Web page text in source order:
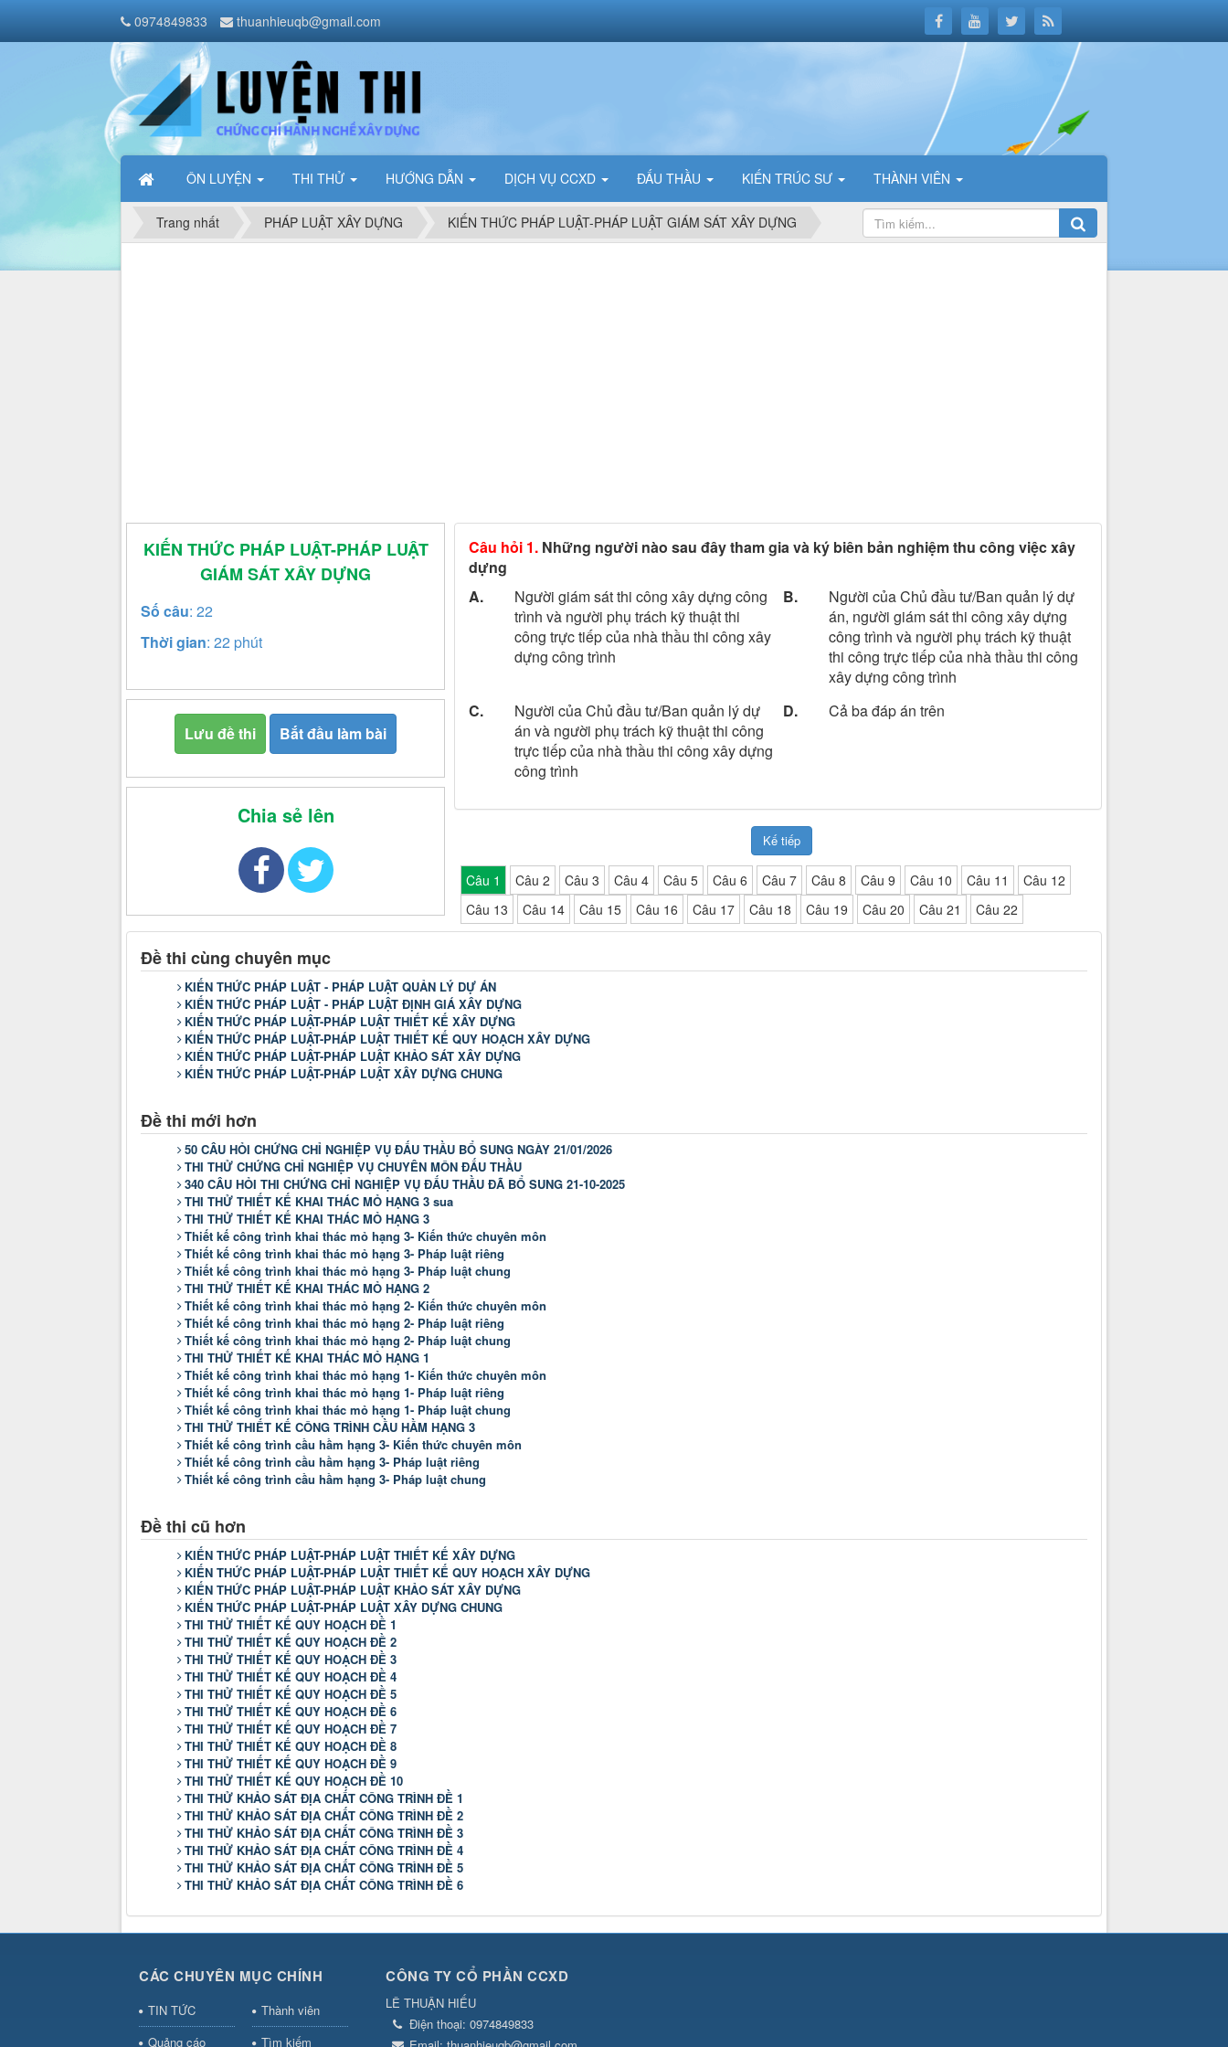
0974849833 thuanhieuqb@gmail.com
ÔN LUYỆN THI THỬ HƯỚNG DẪN DỊCH VỤ CCXD ĐẤU THẦU KIẾN TRÚC SƯ THÀNH VIÊN
Trang nhất PHÁP LUẬT XÂY DỰNG KIẾN THỨC PHÁP LUẬT-PHÁP LUẬT GIÁM SÁT XÂY DỰNG
KIẾN THỨC PHÁP LUẬT-PHÁP LUẬT
GIÁM SÁT XÂY DỰNG
Số câu: 22
Thời gian: 22 phút
Lưu đề thi Bắt đầu làm bài
Chia sẻ lên
Câu hỏi 1. Những người nào sau đây tham gia và ký biên bản nghiệm thu công việc xây
dựng
A.
Người giám sát thi công xây dựng công
trình và người phụ trách kỹ thuật thi
công trực tiếp của nhà thầu thi công xây
dựng công trình
B.
Người của Chủ đầu tư/Ban quản lý dự
án, người giám sát thi công xây dựng
công trình và người phụ trách kỹ thuật
thi công trực tiếp của nhà thầu thi công
xây dựng công trình
C.
Người của Chủ đầu tư/Ban quản lý dự
án và người phụ trách kỹ thuật thi công
trực tiếp của nhà thầu thi công xây dựng
công trình
D. Cả ba đáp án trên
Kế tiếp
Câu 1 Câu 2 Câu 3 Câu 4 Câu 5 Câu 6 Câu 7 Câu 8 Câu 9 Câu 10 Câu 11
Câu 12
Câu 13
Câu 14 Câu 15 Câu 16 Câu 17 Câu 18 Câu 19 Câu 20 Câu 21 Câu 22
Đề thi cùng chuyên mục
KIẾN THỨC PHÁP LUẬT - PHÁP LUẬT QUẢN LÝ DỰ ÁN
KIẾN THỨC PHÁP LUẬT - PHÁP LUẬT ĐỊNH GIÁ XÂY DỰNG
KIẾN THỨC PHÁP LUẬT-PHÁP LUẬT THIẾT KẾ XÂY DỰNG
KIẾN THỨC PHÁP LUẬT-PHÁP LUẬT THIẾT KẾ QUY HOẠCH XÂY DỰNG
KIẾN THỨC PHÁP LUẬT-PHÁP LUẬT KHẢO SÁT XÂY DỰNG
KIẾN THỨC PHÁP LUẬT-PHÁP LUẬT XÂY DỰNG CHUNG
Đề thi mới hơn
50 CÂU HỎI CHỨNG CHỈ NGHIỆP VỤ ĐẤU THẦU BỔ SUNG NGÀY 21/01/2026
THI THỬ CHỨNG CHỈ NGHIỆP VỤ CHUYÊN MÔN ĐẤU THẦU
340 CÂU HỎI THI CHỨNG CHỈ NGHIỆP VỤ ĐẤU THẦU ĐÃ BỔ SUNG 21-10-2025
THI THỬ THIẾT KẾ KHAI THÁC MỎ HẠNG 3 sua
THI THỬ THIẾT KẾ KHAI THÁC MỎ HẠNG 3
Thiết kế công trình khai thác mỏ hạng 3- Kiến thức chuyên môn
Thiết kế công trình khai thác mỏ hạng 3- Pháp luật riêng
Thiết kế công trình khai thác mỏ hạng 3- Pháp luật chung
THI THỬ THIẾT KẾ KHAI THÁC MỎ HẠNG 2
Thiết kế công trình khai thác mỏ hạng 2- Kiến thức chuyên môn
Thiết kế công trình khai thác mỏ hạng 2- Pháp luật riêng
Thiết kế công trình khai thác mỏ hạng 2- Pháp luật chung
THI THỬ THIẾT KẾ KHAI THÁC MỎ HẠNG 1
Thiết kế công trình khai thác mỏ hạng 1- Kiến thức chuyên môn
Thiết kế công trình khai thác mỏ hạng 1- Pháp luật riêng
Thiết kế công trình khai thác mỏ hạng 1- Pháp luật chung
THI THỬ THIẾT KẾ CÔNG TRÌNH CẦU HẦM HẠNG 3
Thiết kế công trình cầu hầm hạng 3- Kiến thức chuyên môn
Thiết kế công trình cầu hầm hạng 3- Pháp luật riêng
Thiết kế công trình cầu hầm hạng 3- Pháp luật chung
Đề thi cũ hơn
KIẾN THỨC PHÁP LUẬT-PHÁP LUẬT THIẾT KẾ XÂY DỰNG
KIẾN THỨC PHÁP LUẬT-PHÁP LUẬT THIẾT KẾ QUY HOẠCH XÂY DỰNG
KIẾN THỨC PHÁP LUẬT-PHÁP LUẬT KHẢO SÁT XÂY DỰNG
KIẾN THỨC PHÁP LUẬT-PHÁP LUẬT XÂY DỰNG CHUNG
THI THỬ THIẾT KẾ QUY HOẠCH ĐỀ 1
THI THỬ THIẾT KẾ QUY HOẠCH ĐỀ 2
THI THỬ THIẾT KẾ QUY HOẠCH ĐỀ 3
THI THỬ THIẾT KẾ QUY HOẠCH ĐỀ 4
THI THỬ THIẾT KẾ QUY HOẠCH ĐỀ 5
THI THỬ THIẾT KẾ QUY HOẠCH ĐỀ 6
THI THỬ THIẾT KẾ QUY HOẠCH ĐỀ 7
THI THỬ THIẾT KẾ QUY HOẠCH ĐỀ 8
THI THỬ THIẾT KẾ QUY HOẠCH ĐỀ 9
THI THỬ THIẾT KẾ QUY HOẠCH ĐỀ 10
THI THỬ KHẢO SÁT ĐỊA CHẤT CÔNG TRÌNH ĐỀ 1
THI THỬ KHẢO SÁT ĐỊA CHẤT CÔNG TRÌNH ĐỀ 2
THI THỬ KHẢO SÁT ĐỊA CHẤT CÔNG TRÌNH ĐỀ 3
THI THỬ KHẢO SÁT ĐỊA CHẤT CÔNG TRÌNH ĐỀ 4
THI THỬ KHẢO SÁT ĐỊA CHẤT CÔNG TRÌNH ĐỀ 5
THI THỬ KHẢO SÁT ĐỊA CHẤT CÔNG TRÌNH ĐỀ 6
CÁC CHUYÊN MỤC CHÍNH
TIN TỨC
Thành viên
Quảng cáo
Tìm kiếm
CÔNG TY CỔ PHẦN CCXD
LÊ THUẬN HIẾU
Điện thoại: 0974849833